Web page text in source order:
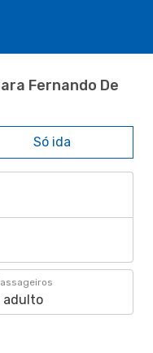
Fernando De
Só ida
adulto